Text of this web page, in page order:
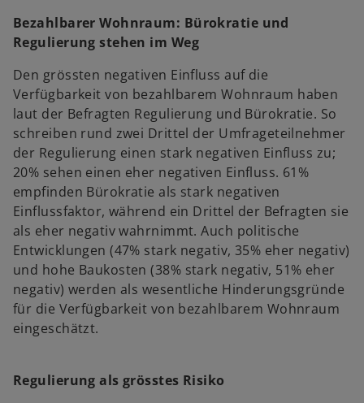
Bezahlbarer Wohnraum: Bürokratie und
Regulierung stehen im Weg
Den grössten negativen Einfluss auf die
Verfügbarkeit von bezahlbarem Wohnraum haben
laut der Befragten Regulierung und Bürokratie. So
schreiben rund zwei Drittel der Umfrageteilnehmer
der Regulierung einen stark negativen Einfluss zu;
20% sehen einen eher negativen Einfluss. 61%
empfinden Bürokratie als stark negativen
Einflussfaktor, während ein Drittel der Befragten sie
als eher negativ wahrnimmt. Auch politische
Entwicklungen (47% stark negativ, 35% eher negativ)
und hohe Baukosten (38% stark negativ, 51% eher
negativ) werden als wesentliche Hinderungsgründe
für die Verfügbarkeit von bezahlbarem Wohnraum
eingeschätzt.
Regulierung als grösstes Risiko